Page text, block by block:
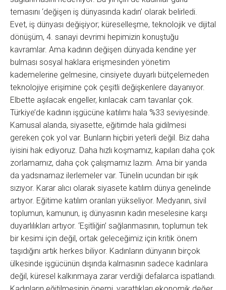
temasını ‘değişen iş dünyasında kadın’ olarak belirledi.
Evet, iş dünyası değişiyor; küreselleşme, teknolojik ve dijital
dönüşüm, 4. sanayi devrimi hepimizin konuştuğu
kavramlar. Ama kadının değişen dünyada kendine yer
bulması sosyal haklara erişmesinden yönetim
kademelerine gelmesine, cinsiyete duyarlı bütçelemeden
teknolojiye erişimine çok çeşitli değişkenlere dayanıyor.
Elbette aşılacak engeller, kırılacak cam tavanlar çok.
Türkiye’de kadının işgücüne katılımı hala %33 seviyesinde.
Kamusal alanda, siyasette, eğitimde hala gidilmesi
gereken çok yol var. Bunların hiçbiri yeterli değil. Biz daha
iyisini hak ediyoruz. Daha hızlı koşmamız, kapıları daha çok
zorlamamız, daha çok çalışmamız lazım. Ama bir yanda
da yadsınamaz ilerlemeler var. Tünelin ucundan bir ışık
sızıyor. Karar alıcı olarak siyasete katılım dünya genelinde
artıyor. Eğitime katılım oranları yükseliyor. Medyanın, sivil
toplumun, kamunun, iş dünyasının kadın meselesine karşı
duyarlılıkları artıyor. ‘Eşitliğin’ sağlanmasının, toplumun tek
bir kesimi için değil, ortak geleceğimiz için kritik önem
taşıdığını artık herkes biliyor. Kadınların dünyanın birçok
ülkesinde işgücünün dışında kalmasının sadece kadınlara
değil, küresel kalkınmaya zarar verdiği defalarca ispatlandı.